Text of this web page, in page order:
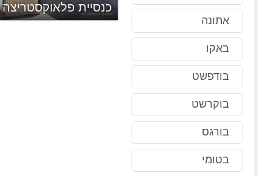
אתונה
באקו
בודפשט
בוקרשט
בורגס
בטומי
כנסיית פלאוקסטריצה